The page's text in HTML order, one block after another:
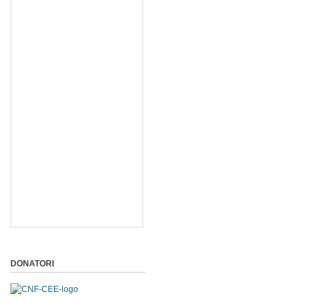
DONATORI